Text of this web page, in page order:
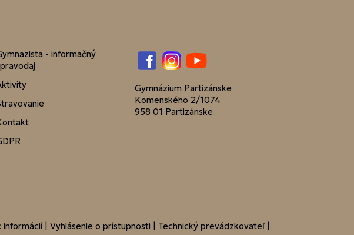
- informačný
FacebookInstagramYouTube
Gymnázium Partizánske
Komenského 2/1074
958 01 Partizánske
informácií| Vyhlásenie o prístupnosti | Technický prevádzkovateľ|